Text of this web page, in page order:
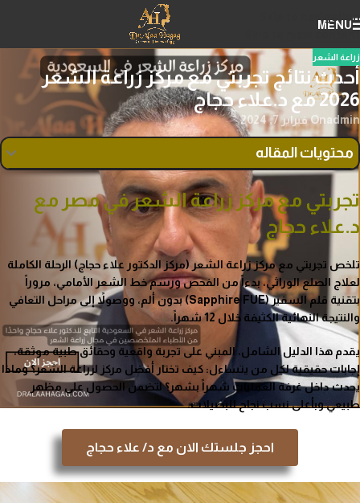
Skip to navigation
MENU
زراعة الشعر
أحدث نتائج تجربتي مع مركز زراعة الشعر
2026 مع د.علاء حجاج
adminOn فبراير 7, 2024
محتويات المقاله
تجربتي مع مركز زراعة الشعر في مصر مع
د.علاء حجاج
تلخص تجربتي مع مركز زراعة الشعر (مركز الدكتور علاء حجاج) الرحلة الكاملة
لعلاج الصلع الوراثي، بدءاً من الفحص ورسم خط الشعر الأمامي، مروراً
بتقنية قلم السفير (Sapphire FUE) بدون ألم، ووصولاً إلى مراحل التعافي
والنتيجة النهائية الكثيفة خلال 12 شهراً.
يقدم هذا الدليل الشامل، المبني على تجربة واقعية وحقائق طبية موثقة،
إجابات حقيقية لكل من يتساءل: كيف تختار أفضل مركز لزراعة الشعر؟ وماذا
يحدث داخل غرفة العمليات شهراً بشهر؟ لتضمن الحصول على مظهر
طبيعي وبأعلى نسب نجاح للبصيلات.
احجز جلستك الان مع د/ علاء حجاج